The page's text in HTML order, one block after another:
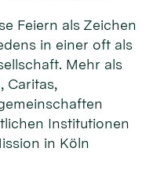
Feiern als Zeichen
in einer oft als
Mehr als
Caritas,
Institutionen
in Köln